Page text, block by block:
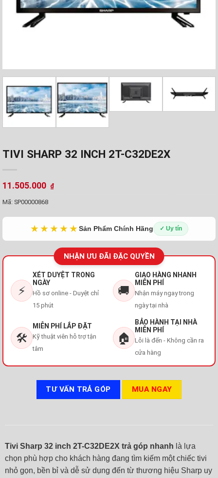
TIVI SHARP 32 INCH 2T-C32DE2X
11.505.000 ₫
Mã: SP00000868
★★★★★Sản Phẩm Chính Hãng ✓ Uy tín
NHẬN ƯU ĐÃI ĐẶC QUYỀN
⚡
XÉT DUYỆT TRONG
NGÀY
Hồ sơ online - Duyệt chỉ
15 phút
🚚
GIAO HÀNG NHANH
MIỄN PHÍ
Nhận máy ngay trong
ngày tại nhà
🛠️
MIỄN PHÍ LẮP ĐẶT
Kỹ thuật viên hỗ trợ tận
tâm
🏠
BẢO HÀNH TẠI NHÀ
MIỄN PHÍ
Lỗi là đến - Không cần ra
cửa hàng
TƯ VẤN TRẢ GÓP MUA NGAY
Tivi Sharp 32 inch 2T-C32DE2X trả góp nhanh là lựa
chọn phù hợp cho khách hàng đang tìm kiếm một chiếc tivi
nhỏ gọn, bền bỉ và dễ sử dụng đến từ thương hiệu Sharp uy